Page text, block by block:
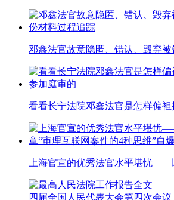
邓鑫法官故意隐匿、错认、毁弃被
看看长宁法院邓鑫法官是怎样偏袒
上海官宣的优秀法官水平堪忧——